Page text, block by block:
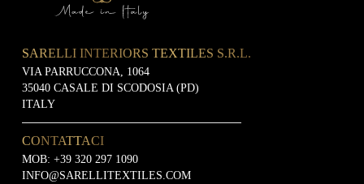
SARELLI INTERIORS TEXTILES S.R.L.
VIA PARRUCCONA, 1064
35040 CASALE DI SCODOSIA (PD)
ITALY
CONTATTACI
MOB: +39 320 297 1090
INFO@SARELLITEXTILES.COM